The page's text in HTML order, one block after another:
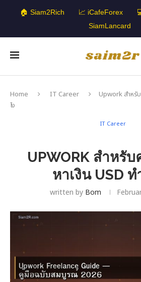
🏠 Siam2Rich 📈 iCafeForex
SiamLancard
Home IT Career
Upwork สำหรั
ไง
IT Career
UPWORK สำหรั
หาเงิน USD ท
written by Bom